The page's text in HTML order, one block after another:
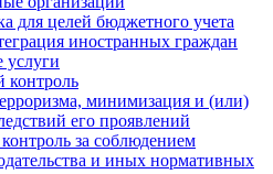
для целей бюджетного учета
иностранных граждан
минимизация и (или)
его проявлений
за соблюдением
и иных нормативных